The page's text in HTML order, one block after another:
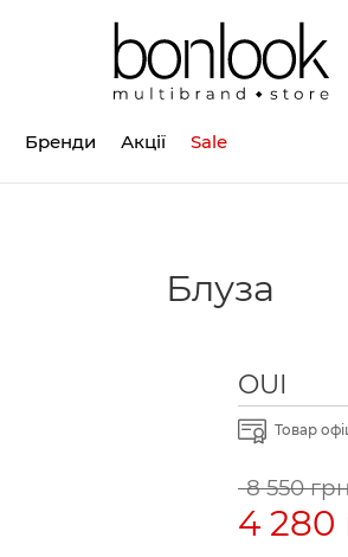
Бренди Акції Sale
Блуза
OUI
Товар
8 550
4 280